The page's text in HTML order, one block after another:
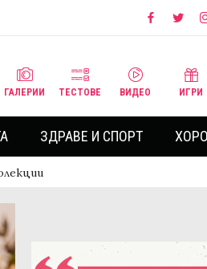
ГАЛЕРИИ ТЕСТОВЕ ВИДЕО ИГРИ
ЗДРАВЕ И СПОРТ